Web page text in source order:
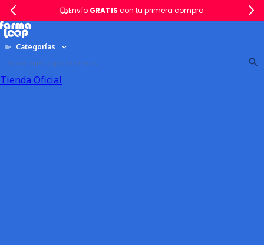
Envío GRATIS con tu primera compra
Categorías
Tienda Oficial